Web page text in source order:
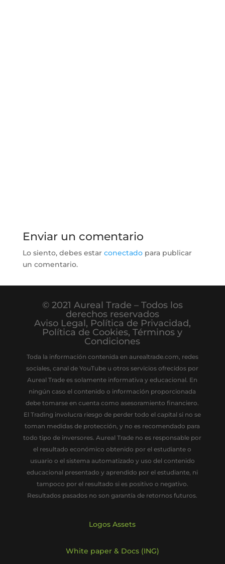
Enviar un comentario
Lo siento, debes estar conectadopara publicar
un comentario.
© 2021 Aureal Trade – Todos los
derechos reservados
Aviso Legal, Política de Privacidad,
Política de Cookies,Términos y
Condiciones
Toda la información contenida en aurealtrade.com, redes
sociales, canal de YouTube u otros servicios ofrecidos por
Aureal Trade es solamente informativa y educacional. En
ningún caso el contenido o información proporcionada
debe tomarse en cuenta como asesoramiento financiero.
El Trading involucra riesgo de perder todo el capital si no se
toman medidas de protección, y no es recomendado para
todo tipo de inversores. Aureal Trade no es responsable por
el resultado económico obtenido por el estudiante o
usuario o el sistema automatizado y uso del contenido
educacional presentado y aprendido por el estudiante, ni
tampoco por el resultado si es positivo o negativo.
Resultados pasados no son garantía de retornos futuros.
Logos Assets
White paper & Docs (ING)